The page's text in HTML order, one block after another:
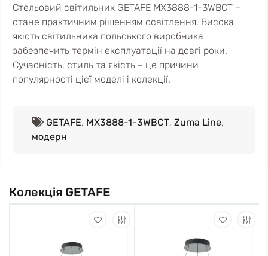
Стельовий світильник GETAFE MX3888-1-3WBCT –
стане практичним рішенням освітлення. Висока
якість світильника польського виробника
забезпечить термін експлуатації на довгі роки.
Сучасність, стиль та якість – це причини
популярності цієї моделі і колекції.
GETAFE, MX3888-1-3WBCT, Zuma Line,
модерн
Колекція GETAFE